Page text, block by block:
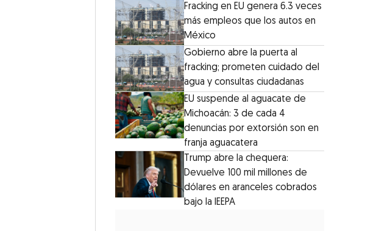
Fracking en EU genera 6.3 veces
más empleos que los autos en
México
Gobierno abre la puerta al
fracking; prometen cuidado del
agua y consultas ciudadanas
EU suspende al aguacate de
Michoacán: 3 de cada 4
denuncias por extorsión son en
franja aguacatera
Trump abre la chequera:
Devuelve 100 mil millones de
dólares en aranceles cobrados
bajo la IEEPA